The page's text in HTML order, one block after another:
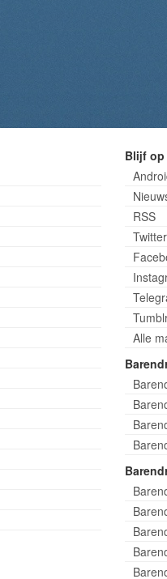
Blijf
RSS
Twitter
Alle